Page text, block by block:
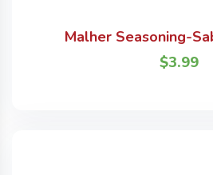
Malher Seasoning-
$3.99